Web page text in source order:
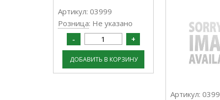
Артикул: 03999
Розница: Не указано
Артикул: